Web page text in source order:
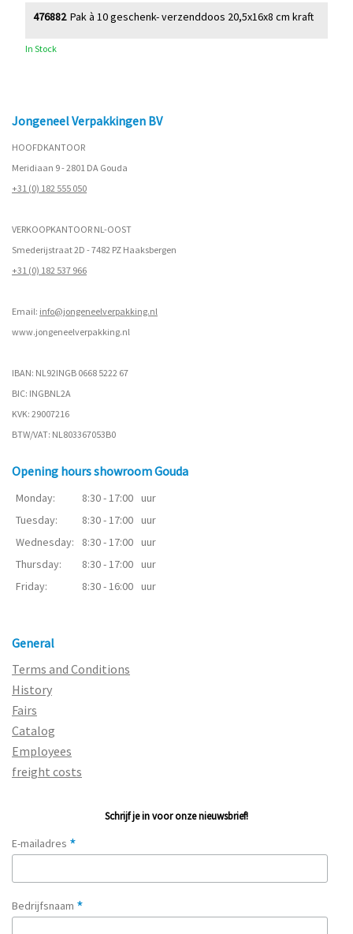
Pak à 10 geschenk- verzenddoos 20,5x16x8 cm kraft
476882
In Stock
Jongeneel Verpakkingen BV
HOOFDKANTOOR
Meridiaan 9 - 2801 DA Gouda
+31 (0) 182 555 050
VERKOOPKANTOOR NL-OOST
Smederijstraat 2D - 7482 PZ Haaksbergen
+31 (0) 182 537 966
Email: info@jongeneelverpakking.nl
www.jongeneelverpakking.nl
IBAN: NL92INGB 0668 5222 67
BIC: INGBNL2A
KVK: 29007216
BTW/VAT: NL803367053B0
Opening hours showroom Gouda
Monday: 8:30 - 17:00 uur
Tuesday:
8:30 - 17:00 uur
Wednesday:
8:30 - 17:00 uur
Thursday:
8:30 - 17:00 uur
Friday:
8:30 - 16:00 uur
General
Terms and Conditions
History
Fairs
Catalog
Employees
freight costs
Schrijf je in voor onze nieuwsbrief!
E-mailadres *
Bedrijfsnaam *